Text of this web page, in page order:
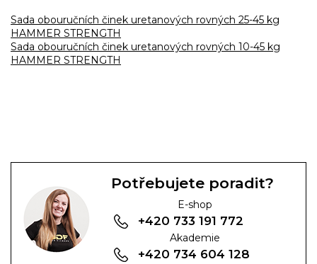
Sada obouručních činek uretanových rovných 25-45 kg
HAMMER STRENGTH
Sada obouručních činek uretanových rovných 10-45 kg
HAMMER STRENGTH
Potřebujete poradit?
E-shop
+420 733 191 772
Akademie
+420 734 604 128